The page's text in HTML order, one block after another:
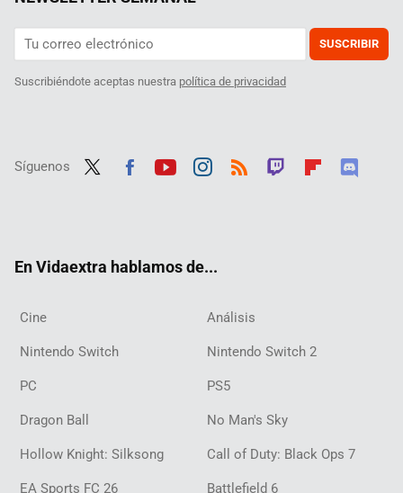
SUSCRIBIR
Suscribiéndote aceptas nuestra política de privacidad
Síguenos
En Vidaextra hablamos de...
Cine Análisis
Nintendo Switch Nintendo Switch 2
PC PS5
Dragon Ball No Man's Sky
Hollow Knight: Silksong Call of Duty: Black Ops 7
EA Sports FC 26 Battlefield 6